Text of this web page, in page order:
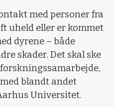
med personer fra
uheld eller er kommet
dyrene – både
skader. Det skal ske
blandt andet
Universitet.